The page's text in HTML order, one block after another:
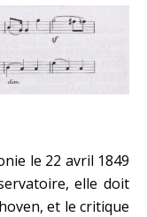
le 22 avril 1849
elle doit
et le critique